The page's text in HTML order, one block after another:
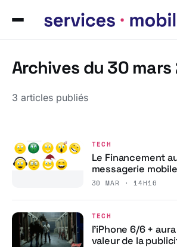
Archives du 30 mars
3 articles publiés
TECH
Le Financement
messagerie
30 MAR · 14H16
TECH
l’iPhone 6/6 +
valeur de la